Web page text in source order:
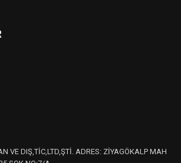
VE DIŞ,TİC,LTD,ŞTİ. ADRES: ZİYAGÖKALP MAH